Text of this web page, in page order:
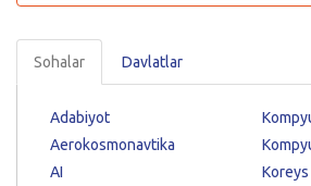
Sohalar Davlatlar
Adabiyot
Aerokosmonavtika
AI